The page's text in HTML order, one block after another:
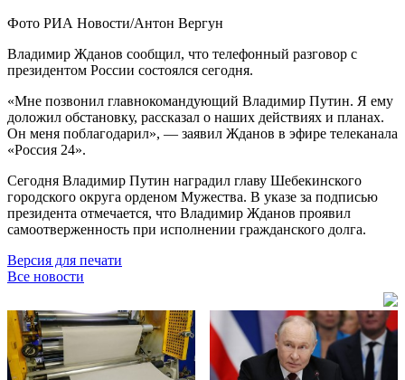
Фото РИА Новости/Антон Вергун
Владимир Жданов сообщил, что телефонный разговор с
президентом России состоялся сегодня.
«Мне позвонил главнокомандующий Владимир Путин. Я ему
доложил обстановку, рассказал о наших действиях и планах.
Он меня поблагодарил», — заявил Жданов в эфире телеканала
«Россия 24».
Сегодня Владимир Путин наградил главу Шебекинского
городского округа орденом Мужества. В указе за подписью
президента отмечается, что Владимир Жданов проявил
самоотверженность при исполнении гражданского долга.
Версия для печати
Все новости